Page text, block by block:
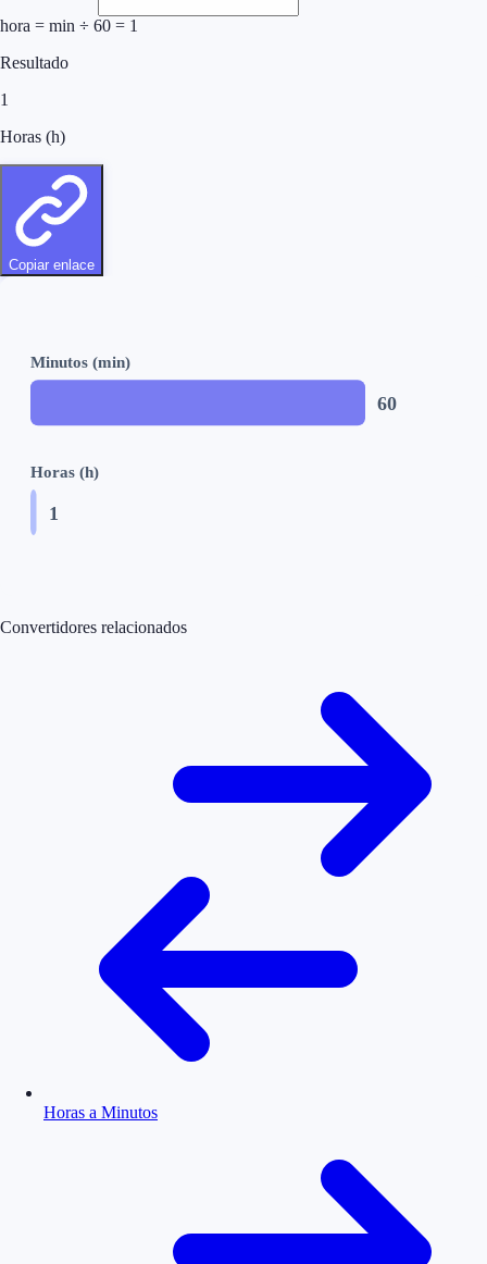
hora = min ÷ 60 = 1
Resultado
1
Horas (h)
Copiar enlace
Minutos (min)
60
Horas (h)
1
Convertidores relacionados
Horas a Minutos